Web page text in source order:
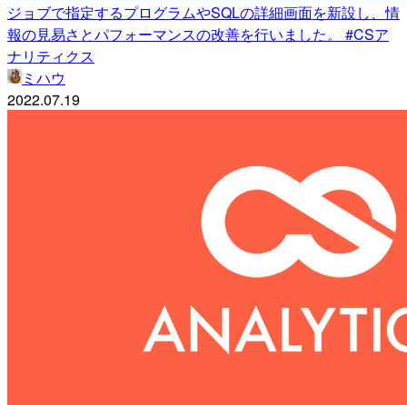
ジョブで指定するプログラムやSQLの詳細画面を新設し、情
報の見易さとパフォーマンスの改善を行いました。 #CSア
ナリティクス
ミハウ
2022.07.19